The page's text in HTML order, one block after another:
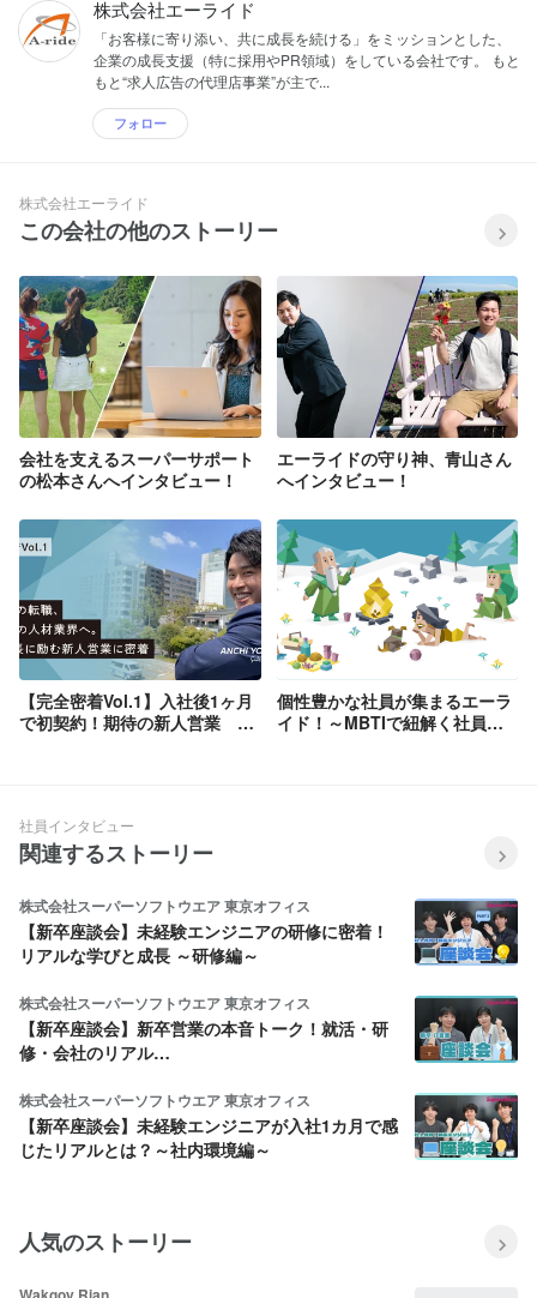
株式会社エーライド
「お客様に寄り添い、共に成長を続ける」をミッションとした、
企業の成長支援（特に採用やPR領域）をしている会社です。 もと
もと“求人広告の代理店事業”が主で...
フォロー
株式会社エーライド
この会社の他のストーリー
会社を支えるスーパーサポート
の松本さんへインタビュー！
エーライドの守り神、青山さん
へインタビュー！
【完全密着Vol.1】入社後1ヶ月
で初契約！期待の新人営業 安
個性豊かな社員が集まるエーラ
イド！～MBTIで紐解く社員像
社員インタビュー
関連するストーリー
株式会社スーパーソフトウエア 東京オフィス
【新卒座談会】未経験エンジニアの研修に密着！
リアルな学びと成長 ～研修編～
株式会社スーパーソフトウエア 東京オフィス
【新卒座談会】新卒営業の本音トーク！就活・研
修・会社のリアル…
株式会社スーパーソフトウエア 東京オフィス
【新卒座談会】未経験エンジニアが入社1カ月で感
じたリアルとは？～社内環境編～
人気のストーリー